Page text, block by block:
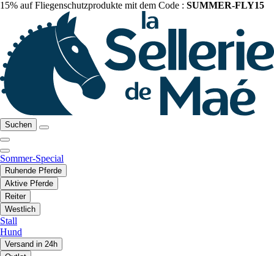
15% auf Fliegenschutzprodukte mit dem Code : SUMMER-FLY15
Suchen
Sommer-Special
Ruhende Pferde
Aktive Pferde
Reiter
Westlich
Stall
Hund
Versand in 24h